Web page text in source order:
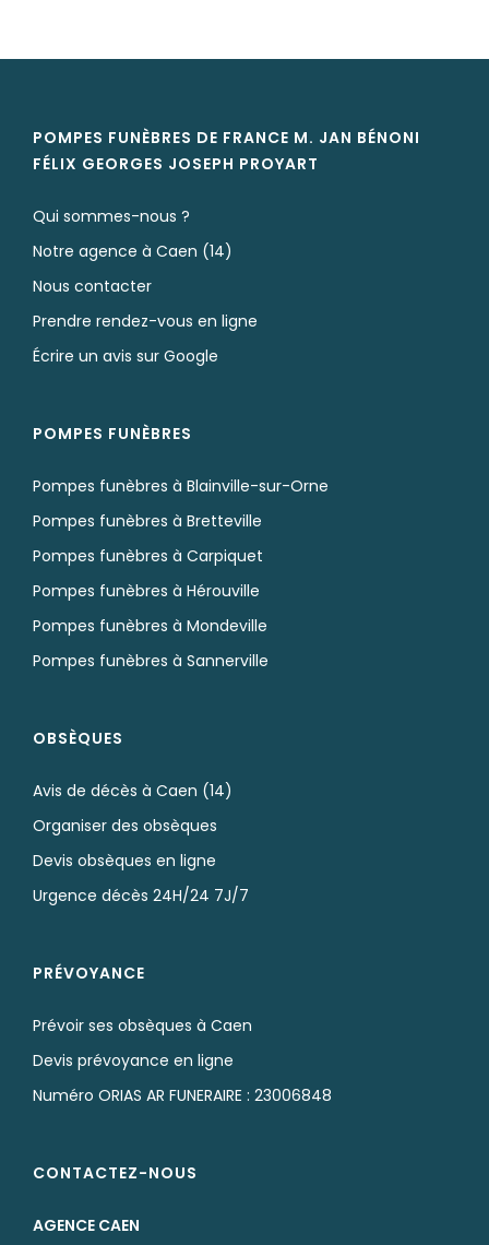
POMPES FUNÈBRES DE FRANCE M. JAN BÉNONI
FÉLIX GEORGES JOSEPH PROYART
Qui sommes-nous ?
Notre agence à Caen (14)
Nous contacter
Prendre rendez-vous en ligne
Écrire un avis sur Google
POMPES FUNÈBRES
Pompes funèbres à Blainville-sur-Orne
Pompes funèbres à Bretteville
Pompes funèbres à Carpiquet
Pompes funèbres à Hérouville
Pompes funèbres à Mondeville
Pompes funèbres à Sannerville
OBSÈQUES
Avis de décès à Caen (14)
Organiser des obsèques
Devis obsèques en ligne
Urgence décès 24H/24 7J/7
PRÉVOYANCE
Prévoir ses obsèques à Caen
Devis prévoyance en ligne
Numéro ORIAS AR FUNERAIRE : 23006848
CONTACTEZ-NOUS
AGENCE CAEN